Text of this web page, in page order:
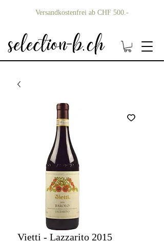
Versandkostenfrei ab CHF 500.-
Vietti - Lazzarito 2015